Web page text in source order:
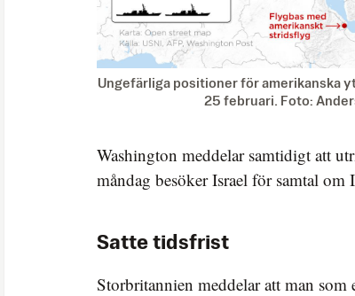
Ungefärliga positioner för amerikanska
25 februari. Foto:
Washington meddelar samtidigt att
måndag besöker Israel för samtal om
Satte tidsfrist
Storbritannien meddelar att man som